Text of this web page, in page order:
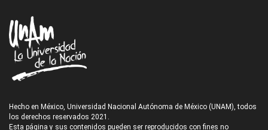
Hecho en México, Universidad Nacional Autónoma de México (UNAM), todos
los derechos reservados 2021.
Esta página y sus contenidos pueden ser reproducidos con fines no